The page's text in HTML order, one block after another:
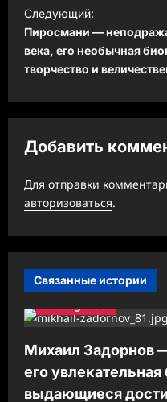
и
г
а
я
з
а
п
и
Следующий:
Пиросмани —
века, его необычная
творчество и
Добавить
Для отправки
авторизоваться.
Связанные истории
Uncategorised
Михаил Задорнов
его
выдающиеся